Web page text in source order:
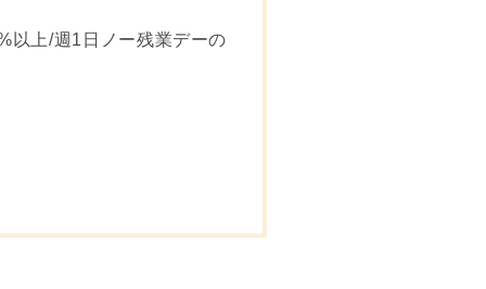
以上/週1日ノー残業デーの